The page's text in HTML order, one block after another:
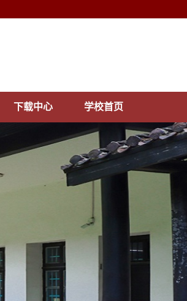
下载中心 学校首页